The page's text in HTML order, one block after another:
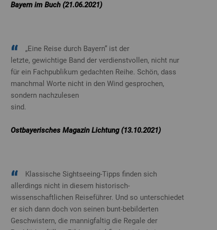
Bayern im Buch (21.06.2021)
„Eine Reise durch Bayern“ ist der
letzte, gewichtige Band der verdienstvollen, nicht nur
für ein Fachpublikum gedachten Reihe. Schön, dass
manchmal Worte nicht in den Wind gesprochen,
sondern nachzulesen
sind.
Ostbayerisches Magazin Lichtung (13.10.2021)
Klassische Sightseeing-Tipps finden sich
allerdings nicht in diesem historisch-
wissenschaftlichen Reiseführer. Und so unterschiedet
er sich dann doch von seinen bunt-bebilderten
Geschwistern, die mannigfaltig die Regale der